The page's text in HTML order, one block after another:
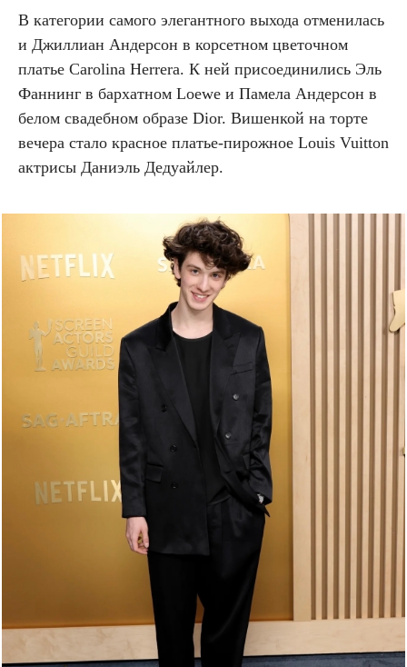
В категории самого элегантного выхода отменилась
и Джиллиан Андерсон в корсетном цветочном
платье Carolina Herrera. К ней присоединились Эль
Фаннинг в бархатном Loewe и Памела Андерсон в
белом свадебном образе Dior. Вишенкой на торте
вечера стало красное платье-пирожное Louis Vuitton
актрисы Даниэль Дедуайлер.